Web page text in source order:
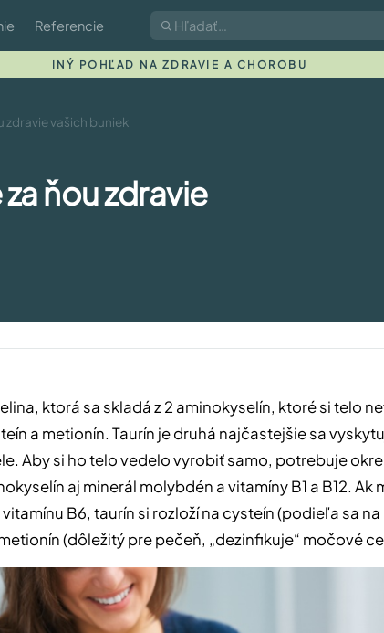
Referencie
INÝ POHĽAD NA ZDRAVIE A CHOROBU
zdravie vašich buniek
ňou zdravie
ktorá sa skladá z 2 aminokyselín, ktoré si telo
a metionín. Taurín je druhá najčastejšie sa
Aby si ho telo vedelo vyrobiť samo, potrebuje
aj minerál molybdén a vitamíny B1 a B12. Ak
B6, taurín si rozloží na cysteín (podieľa sa na
(dôležitý pre pečeň, „dezinfikuje“ močové